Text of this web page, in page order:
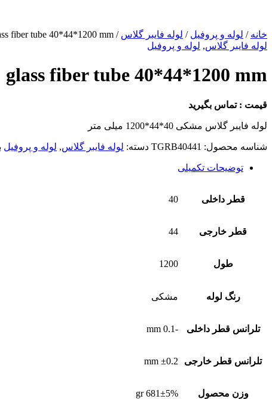
خانه / لوله و پروفیل / لوله فایبر گلاس / glass fiber tube 40*44*1200 mm
لوله فایبر گلاس, لوله و پروفیل
glass fiber tube 40*44*1200 mm
قیمت : تماس بگیرید
لوله فایبر گلاس مشکی 40*44*1200 میلی متر
شناسه محصول: TGRB40441 دسته: لوله فایبر گلاس, لوله و پروفیل
توضیحات تکمیلی
قطر داخلی 40
قطر خارجی 44
طول 1200
رنگ لوله مشکی
تلرانس قطر داخلی -0.1 mm
تلرانس قطر خارجی ±0.2 mm
وزن محصول 681±5% gr